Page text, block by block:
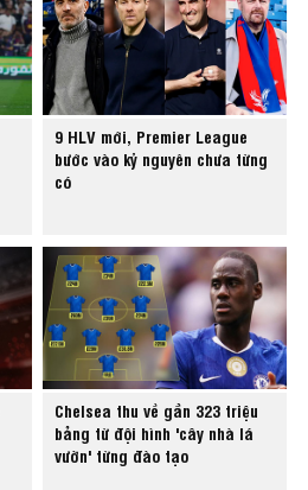
9 HLV mới, Premier League
bước vào kỷ nguyên chưa từng
có
Chelsea thu về gần 323 triệu
bảng từ đội hình 'cây nhà lá
vườn' từng đào tạo